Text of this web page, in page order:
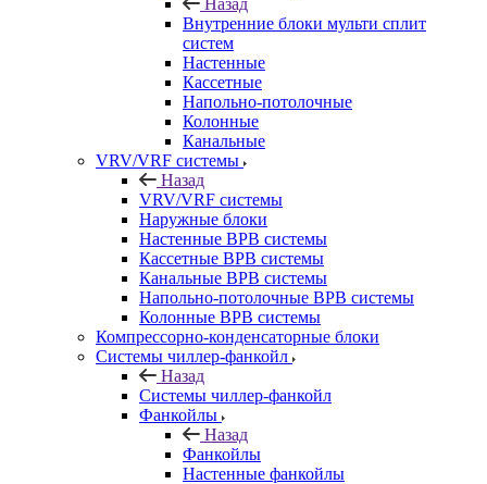
Назад
Внутренние блоки мульти сплит
систем
Настенные
Кассетные
Напольно-потолочные
Колонные
Канальные
VRV/VRF системы
Назад
VRV/VRF системы
Наружные блоки
Настенные ВРВ системы
Кассетные ВРВ системы
Канальные ВРВ системы
Напольно-потолочные ВРВ системы
Колонные ВРВ системы
Компрессорно-конденсаторные блоки
Системы чиллер-фанкойл
Назад
Системы чиллер-фанкойл
Фанкойлы
Назад
Фанкойлы
Настенные фанкойлы